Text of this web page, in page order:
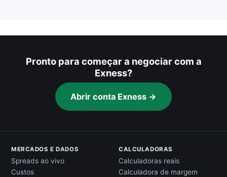
Pronto para começar a negociar com a
Exness?
Abrir conta Exness →
MERCADOS E DADOS
Spreads ao vivo
Custos
CALCULADORAS
Calculadoras reais
Calculadora de margem